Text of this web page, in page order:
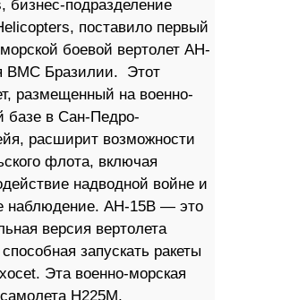
бизнес-подразделение
поставило первый
боевой вертолет AH-
ВМС Бразилии. Этот
размещенный на военно-
базе в Сан-Педро-
расширит возможности
флота, включая
надводной войне и
наблюдение. AH-15B — это
версия вертолета
запускать ракеты
Эта военно-морская
H225M,